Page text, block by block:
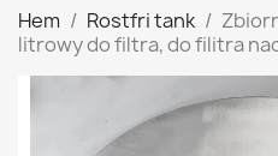
Hem Rostfri tank
litrowy do filtra, do filitra